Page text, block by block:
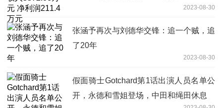
2023-08-30
张涵予再次与刘德华交锋：追一个贼，追
了20年
2023-08-30
假面骑士Gotchard第1话出演人员名单公
开，永德和雪姐登场，中田和绳田休息